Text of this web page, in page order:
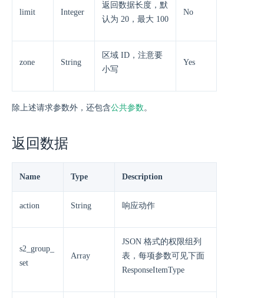
limit Integer
返回数据长度，默
认为 20，最大 100
No
zone String
区域 ID，注意要
小写
Yes
除上述请求参数外，还包含公共参数。
返回数据
Name Type Description
action String 响应动作
s2_group_
set
Array
JSON 格式的权限组列
表，每项参数可见下面
ResponseItemType